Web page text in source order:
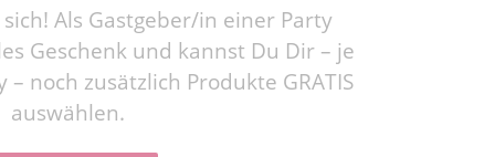
Als Gastgeber/in einer Party
Geschenk und kannst Du Dir – je
noch zusätzlich Produkte GRATIS
auswählen.